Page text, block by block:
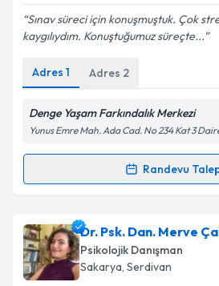
E-posta Adresiniz
Kişisel verilerimin
Metni'ni okudum ve kişisel
kapsamda işlenmesini kabul
Takvim Talebini
Sınav süreci için konuşmuştuk. Çok
kaygılıydım. Konuştuğumuz süreçte...
Adres 1 Adres 2
Denge Yaşam Farkındalık Merkezi
Yunus Emre Mah. Ada Cad. No 234 Kat 3
Randevu
Randevu Takvimi Talebi
Aile Danışmanı İsmet Bilici
talebi oluşturun. Size bu
için bir takvim hazırlandığında e-
bilgilendireceğiz.
Dr. Psk. Dan. Merve
Psikolojik Danışman
Sakarya, Serdivan